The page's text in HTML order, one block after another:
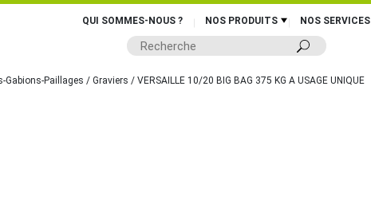
QUI SOMMES-NOUS ? NOS PRODUITS NOS SERVICES
Gabions-Paillages / Graviers / VERSAILLE 10/20 BIG BAG 375 KG A USAGE UNIQUE